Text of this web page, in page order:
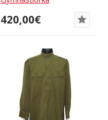
420,00€